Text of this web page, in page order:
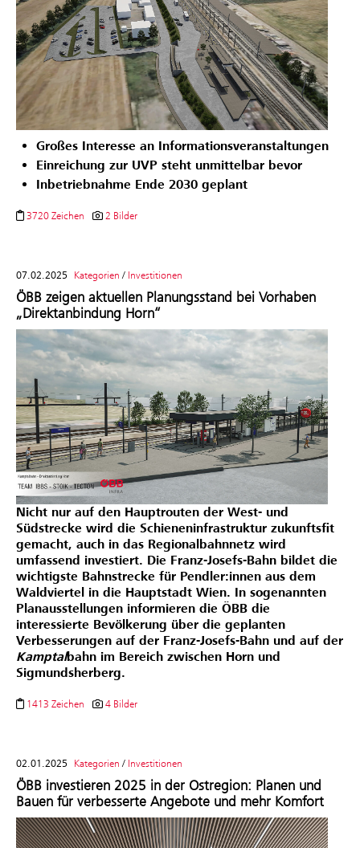
Großes Interesse an Informationsveranstaltungen
Einreichung zur UVP steht unmittelbar bevor
Inbetriebnahme Ende 2030 geplant
3720 Zeichen 2 Bilder
07.02.2025 Kategorien / Investitionen
ÖBB zeigen aktuellen Planungsstand bei Vorhaben
„Direktanbindung Horn“
Nicht nur auf den Hauptrouten der West- und
Südstrecke wird die Schieneninfrastruktur zukunftsfit
gemacht, auch in das Regionalbahnnetz wird
umfassend investiert. Die Franz-Josefs-Bahn bildet die
wichtigste Bahnstrecke für Pendler:innen aus dem
Waldviertel in die Hauptstadt Wien. In sogenannten
Planausstellungen informieren die ÖBB die
interessierte Bevölkerung über die geplanten
Verbesserungen auf der Franz-Josefs-Bahn und auf der
Kamptalbahn im Bereich zwischen Horn und
Sigmundsherberg.
1413 Zeichen 4 Bilder
02.01.2025 Kategorien / Investitionen
ÖBB investieren 2025 in der Ostregion: Planen und
Bauen für verbesserte Angebote und mehr Komfort